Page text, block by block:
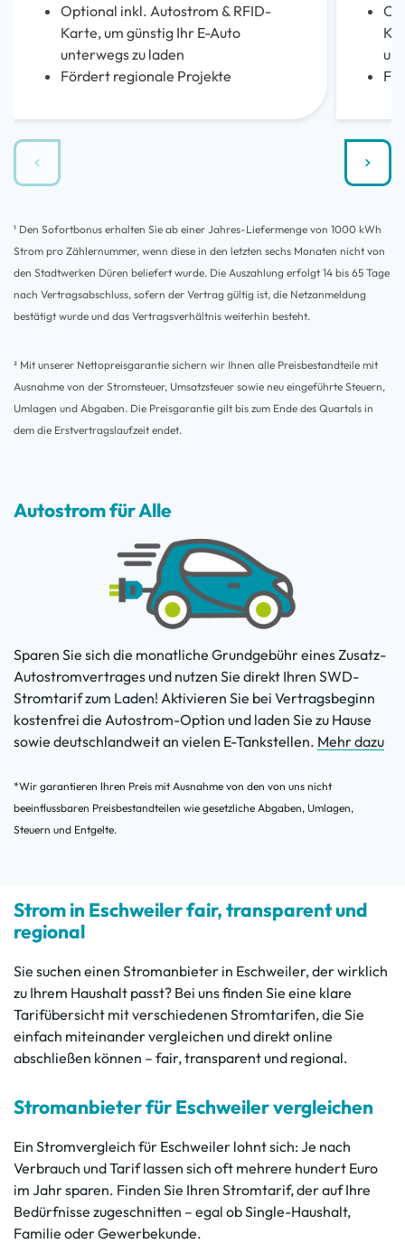
Optional inkl. Autostrom & RFID-
Karte, um günstig Ihr E-Auto
unterwegs zu laden
Fördert regionale Projekte
¹ Den Sofortbonus erhalten Sie ab einer Jahres-Liefermenge von 1000 kWh
Strom pro Zählernummer, wenn diese in den letzten sechs Monaten nicht von
den Stadtwerken Düren beliefert wurde. Die Auszahlung erfolgt 14 bis 65 Tage
nach Vertragsabschluss, sofern der Vertrag gültig ist, die Netzanmeldung
bestätigt wurde und das Vertragsverhältnis weiterhin besteht.
² Mit unserer Nettopreisgarantie sichern wir Ihnen alle Preisbestandteile mit
Ausnahme von der Stromsteuer, Umsatzsteuer sowie neu eingeführte Steuern,
Umlagen und Abgaben. Die Preisgarantie gilt bis zum Ende des Quartals in
dem die Erstvertragslaufzeit endet.
Autostrom für Alle
Sparen Sie sich die monatliche Grundgebühr eines Zusatz-
Autostromvertrages und nutzen Sie direkt Ihren SWD-
Stromtarif zum Laden! Aktivieren Sie bei Vertragsbeginn
kostenfrei die Autostrom-Option und laden Sie zu Hause
sowie deutschlandweit an vielen E-Tankstellen. Mehr dazu
*Wir garantieren Ihren Preis mit Ausnahme von den von uns nicht
beeinflussbaren Preisbestandteilen wie gesetzliche Abgaben, Umlagen,
Steuern und Entgelte.
Strom in Eschweiler fair, transparent und
regional
Sie suchen einen Stromanbieter in Eschweiler, der wirklich
zu Ihrem Haushalt passt? Bei uns finden Sie eine klare
Tarifübersicht mit verschiedenen Stromtarifen, die Sie
einfach miteinander vergleichen und direkt online
abschließen können – fair, transparent und regional.
Stromanbieter für Eschweiler vergleichen
Ein Stromvergleich für Eschweiler lohnt sich: Je nach
Verbrauch und Tarif lassen sich oft mehrere hundert Euro
im Jahr sparen. Finden Sie Ihren Stromtarif, der auf Ihre
Bedürfnisse zugeschnitten – egal ob Single-Haushalt,
Familie oder Gewerbekunde.